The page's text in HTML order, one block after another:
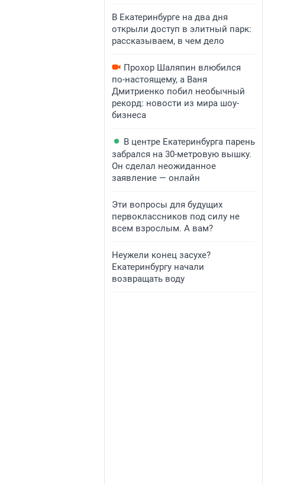
В Екатеринбурге на два дня
открыли доступ в элитный парк:
рассказываем, в чем дело
Прохор Шаляпин влюбился
по-настоящему, а Ваня
Дмитриенко побил необычный
рекорд: новости из мира шоу-
бизнеса
В центре Екатеринбурга парень
забрался на 30-метровую вышку.
Он сделал неожиданное
заявление — онлайн
Эти вопросы для будущих
первоклассников под силу не
всем взрослым. А вам?
Неужели конец засухе?
Екатеринбургу начали
возвращать воду